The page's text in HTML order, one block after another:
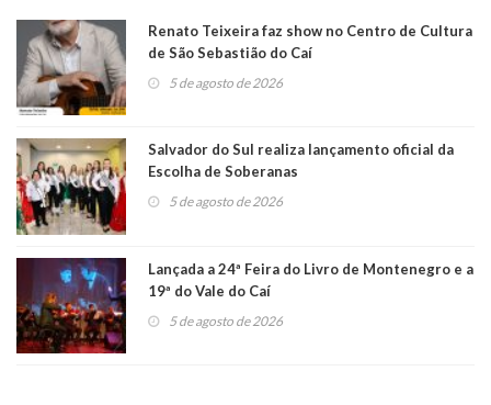
Renato Teixeira faz show no Centro de Cultura
de São Sebastião do Caí
5 de agosto de 2026
Salvador do Sul realiza lançamento oficial da
Escolha de Soberanas
5 de agosto de 2026
Lançada a 24ª Feira do Livro de Montenegro e a
19ª do Vale do Caí
5 de agosto de 2026